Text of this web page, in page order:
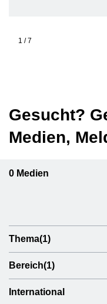
1 /7
Gesucht?
Medien,
0 Medien
Thema(1)
Bereich(1)
International